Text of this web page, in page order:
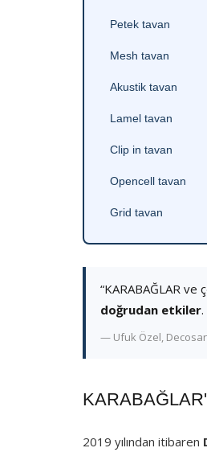
Petek tavan
Mesh tavan
Akustik tavan
Lamel tavan
Clip in tavan
Opencell tavan
Grid tavan
“KARABAĞLAR
doğrudan etkiler
— Ufuk Özel,
2019 yılından itibaren